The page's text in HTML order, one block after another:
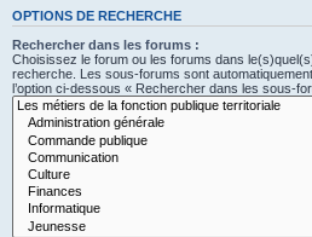
OPTIONS DE RECHERCHE
Rechercher dans les forums :
Choisissez le forum ou les forums dans
recherche. Les sous-forums sont
l’option ci-dessous « Rechercher dans les sous-